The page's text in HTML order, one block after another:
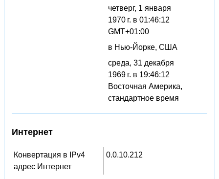
четверг, 1 января
1970 г. в 01:46:12
GMT+01:00
в Нью-Йорке, США
среда, 31 декабря
1969 г. в 19:46:12
Восточная Америка,
стандартное время
Интернет
Конвертация в IPv4
адрес Интернет
0.0.10.212